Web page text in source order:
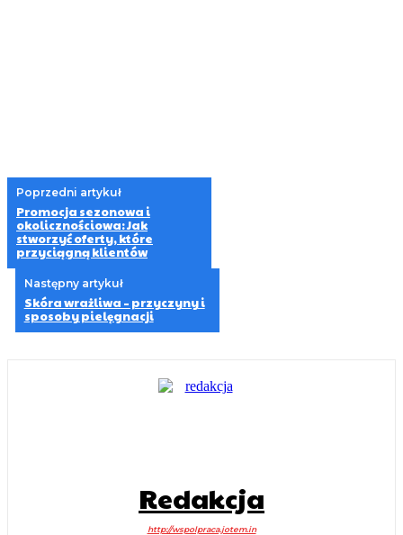
Poprzedni artykuł
Promocja sezonowa i
okolicznościowa: Jak
stworzyć oferty, które
przyciągną klientów
Następny artykuł
Skóra wrażliwa – przyczyny i
sposoby pielęgnacji
Redakcja
http://wspolpraca.jotem.in